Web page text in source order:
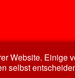
Website. Einige
selbst